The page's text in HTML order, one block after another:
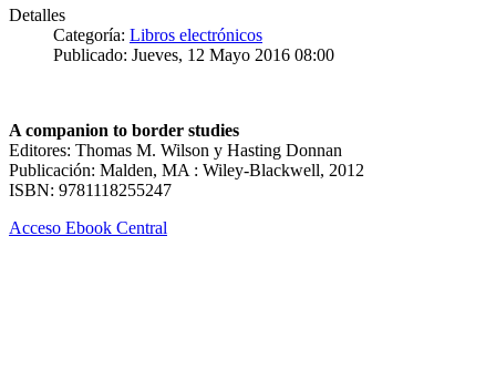
Detalles
Categoría: Libros electrónicos
Publicado: Jueves, 12 Mayo 2016 08:00
A companion to border studies
Editores: Thomas M. Wilson y Hasting Donnan
Publicación: Malden, MA : Wiley-Blackwell, 2012
ISBN: 9781118255247
Acceso Ebook Central